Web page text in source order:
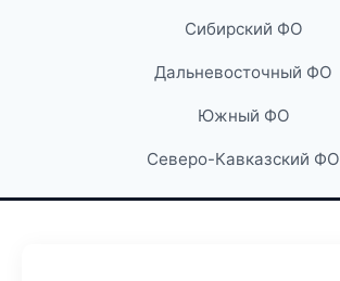
Сибирский ФО
Дальневосточный ФО
Южный ФО
Северо-Кавказский ФО